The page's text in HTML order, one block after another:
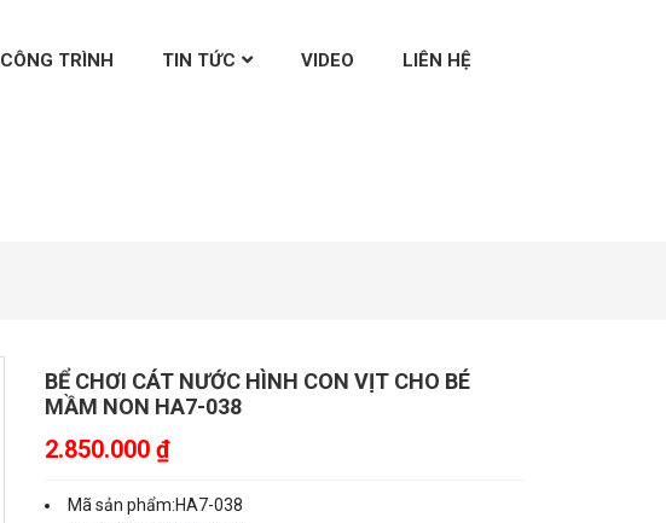
CÔNG TRÌNH TIN TỨC VIDEO LIÊN HỆ
BỂ CHƠI CÁT NƯỚC HÌNH CON VỊT CHO BÉ
MẦM NON HA7-038
2.850.000 ₫
Mã sản phẩm:HA7-038